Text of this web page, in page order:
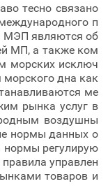
тесно связано
п
МЭП являются об
МП, а также ком
морских исключ
дна как
ме
рынка услуг в
воздушны
нормы данных о
нормы регулирую
управлен
товаров и